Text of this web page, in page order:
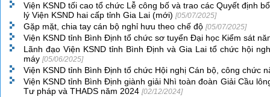
Viện KSND tối cao tổ chức Lễ công bố và trao các Quyết định
lý Viện KSND hai cấp tỉnh Gia Lai (mới) [05/07/2025]
Gặp mặt, chia tay cán bộ nghỉ hưu theo chế độ [05/07/2025]
Viện KSND tỉnh Bình Định tổ chức sơ tuyển Đại học Kiểm sát
Lãnh đạo Viện KSND tỉnh Bình Định và Gia Lai tổ chức hội
máy [05/06/2025]
Viện KSND tỉnh Bình Định tổ chức Hội nghị Cán bộ, công chức
Viện KSND tỉnh Bình Định giành giải Nhì toàn đoàn Giải Cầu
Tư pháp và THADS năm 2024 [02/12/2024]